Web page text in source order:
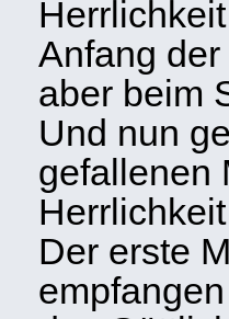
Anfang
aber beim
Und nun
gefallenen
Der erste